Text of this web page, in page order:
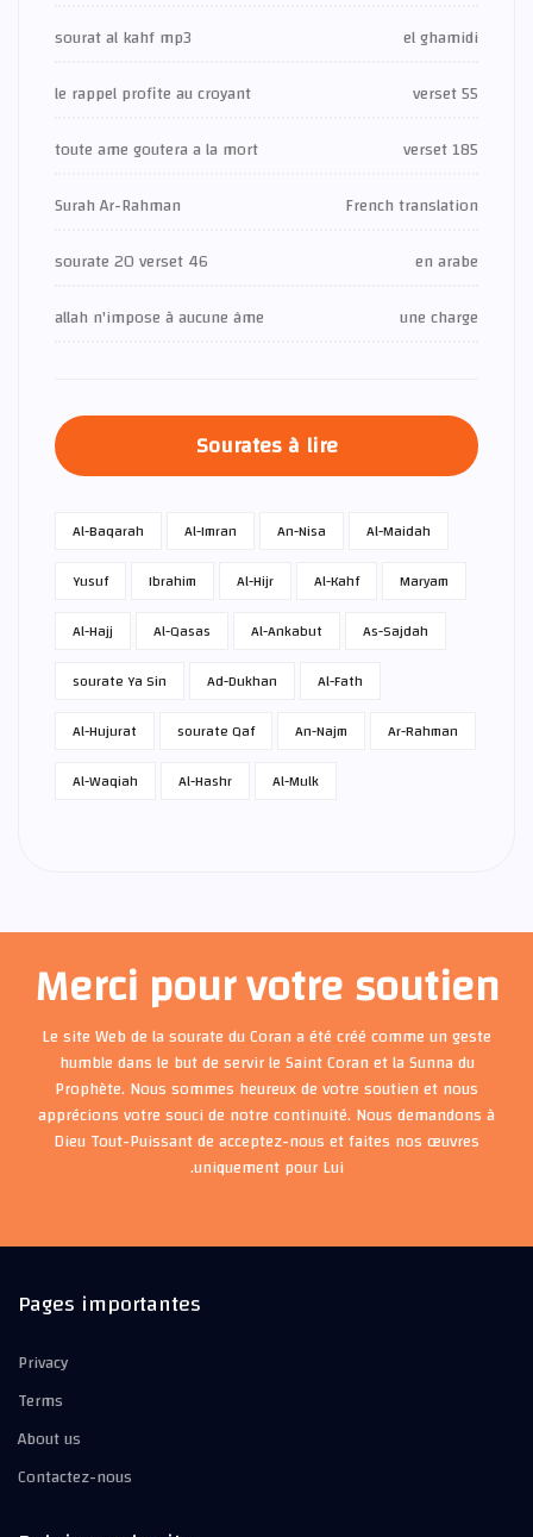
sourat al kahf mp3
el ghamidi
le rappel profite au croyant
verset 55
toute ame goutera a la mort
verset 185
Surah Ar-Rahman
French translation
sourate 20 verset 46
en arabe
allah n'impose à aucune âme
une charge
Sourates à lire
Al-Baqarah Al-Imran An-Nisa
Al-Maidah
Yusuf
Ibrahim Al-Hijr Al-Kahf
Maryam
Al-Hajj
Al-Qasas Al-Ankabut
As-Sajdah
sourate Ya Sin
Ad-Dukhan
Al-Fath
Al-Hujurat
sourate Qaf An-Najm
Ar-Rahman
Al-Waqiah
Al-Hashr Al-Mulk
Merci pour votre soutien
Le site Web de la sourate du Coran a été créé comme un geste
humble dans le but de servir le Saint Coran et la Sunna du
Prophète. Nous sommes heureux de votre soutien et nous
apprécions votre souci de notre continuité. Nous demandons à
Dieu Tout-Puissant de acceptez-nous et faites nos œuvres
uniquement pour Lui.
Pages importantes
Privacy
Terms
About us
Contactez-nous